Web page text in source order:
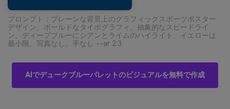
プロンプト：プレーンな背景上のグラフィックスポーツポスター
デザイン、ボールドなタイポグラフィ、抽象的なスピードライ
ン、ディープブルーにシアンとライムのハイライト、イエローは
最小限、写真なし、手なし --ar 2:3
AIでデュークブルーパレットのビジュアルを無料で作成